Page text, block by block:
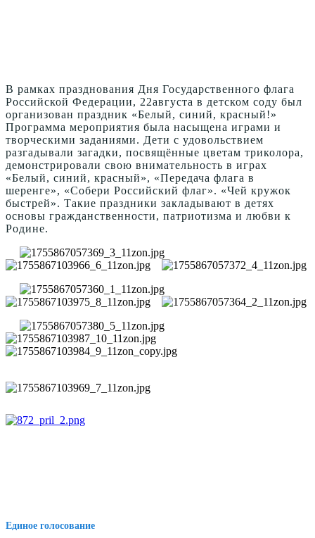
В рамках празднования Дня Государственного флага
Российской Федерации, 22августа в детском соду был
организован праздник «Белый, синий, красный!»
Программа мероприятия была насыщена играми и
творческими заданиями. Дети с удовольствием
разгадывали загадки, посвящённые цветам триколора,
демонстрировали свою внимательность в играх
«Белый, синий, красный», «Передача флага в
шеренге», «Собери Российский флаг». «Чей кружок
быстрей». Такие праздники закладывают в детях
основы гражданственности, патриотизма и любви к
Родине.
Единое голосование